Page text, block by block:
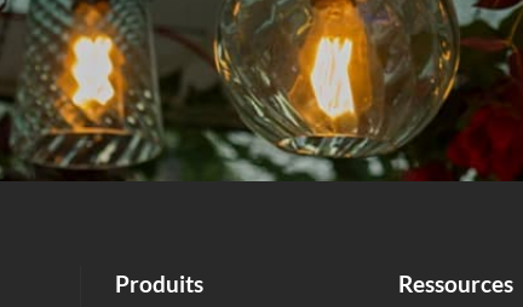
Produits Ressources